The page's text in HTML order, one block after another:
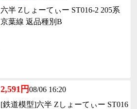
六半 Zしょーてぃー ST016-2 205系
京葉線 返品種別B
2,591円08/06 16:20
[鉄道模型]六半 Zしょーてぃー ST016